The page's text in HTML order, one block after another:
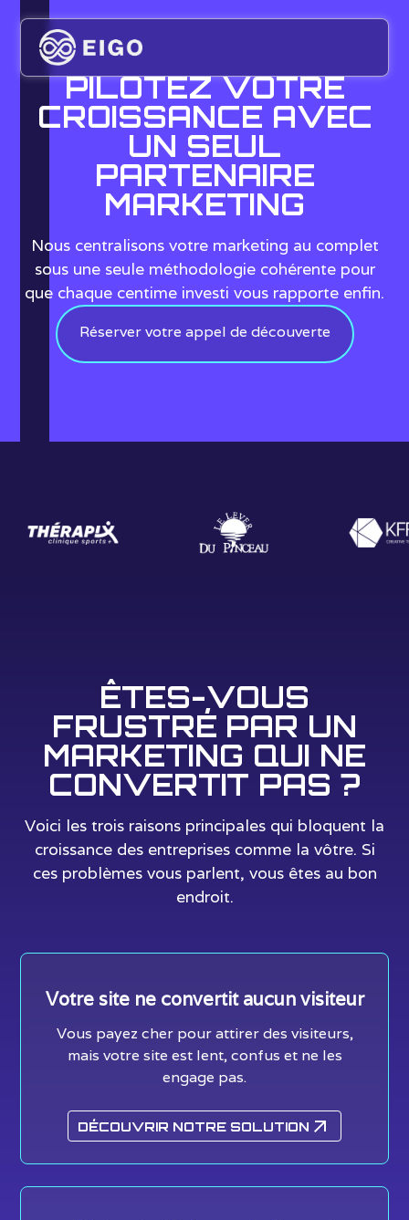
PILOTEZ VOTRE
CROISSANCE AVEC
UN SEUL
PARTENAIRE
MARKETING
Nous centralisons votre marketing au complet
sous une seule méthodologie cohérente pour
que chaque centime investi vous rapporte enfin.
Réserver votre appel de découverte
ÊTES-VOUS
FRUSTRÉ PAR UN
MARKETING QUI NE
CONVERTIT PAS ?
Voici les trois raisons principales qui bloquent la
croissance des entreprises comme la vôtre. Si
ces problèmes vous parlent, vous êtes au bon
endroit.
Votre site ne convertit aucun visiteur
Vous payez cher pour attirer des visiteurs,
mais votre site est lent, confus et ne les
engage pas.
DÉCOUVRIR NOTRE SOLUTION